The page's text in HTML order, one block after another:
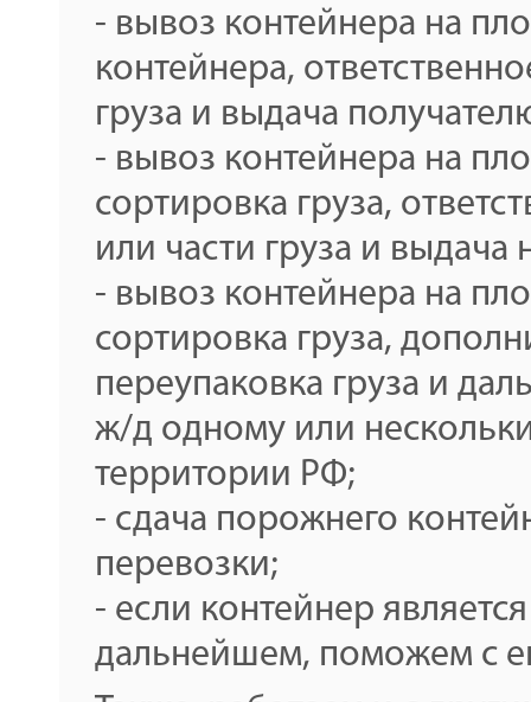
- вывоз контейнера на
контейнера,
груза и выдача
- вывоз контейнера на
сортировка груза,
или части груза и выдача
- вывоз контейнера на
сортировка груза,
переупаковка груза и
ж/д одному или
территории РФ;
- сдача порожнего
перевозки;
- если контейнер
дальнейшем, поможем с